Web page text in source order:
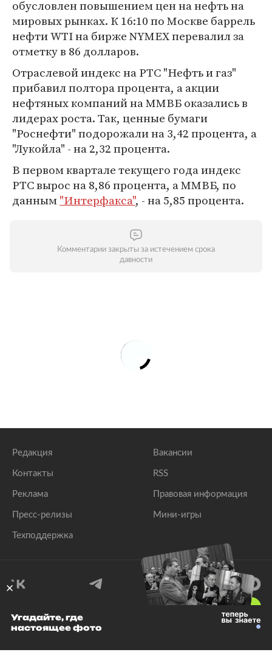
обусловлен повышением цен на нефть на
мировых рынках. К 16:10 по Москве баррель
нефти WTI на бирже NYMEX перевалил за
отметку в 86 долларов.
Отраслевой индекс на РТС "Нефть и газ"
прибавил полтора процента, а акции
нефтяных компаний на ММВБ оказались в
лидерах роста. Так, ценные бумаги
"Роснефти" подорожали на 3,42 процента, а
"Лукойла" - на 2,32 процента.
В первом квартале текущего года индекс
РТС вырос на 8,86 процента, а ММВБ, по
данным"Интерфакса", - на 5,85 процента.
Комментарии закрыты за истечением срока
давности
Редакция
Контакты
Реклама
Пресс-релизы
Техподдержка
Вакансии
RSS
Правовая информация
Мини-игры
© 1999–2026 Все права защищены.
Угадайте, где
настоящее фото